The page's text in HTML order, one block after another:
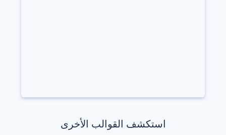
استكشف القوالب الأخرى